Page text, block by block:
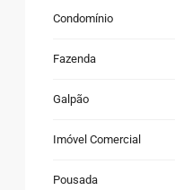
Condomínio
Fazenda
Galpão
Imóvel Comercial
Pousada